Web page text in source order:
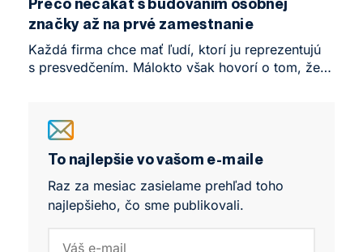
kedy sa nároky na odborné znalosti – najmä
v oblastiach, ako sú daně, účtovníctvo
a podnikové financie – menia bezprecedentným
tempem. Formálne vzdelanie úzko spojené
priamo premeniť na vyššie finančné ohodnotenie.
Prečo nečakať s budovaním osobnej
značky až na prvé zamestnanie
Každá firma chce mať ľudí, ktorí ju reprezentujú
s presvedčením. Málokto však hovorí o tom, že
To najlepšie vo vašom e-maile
Raz za mesiac zasielame prehľad toho
najlepšieho, čo sme publikovali.